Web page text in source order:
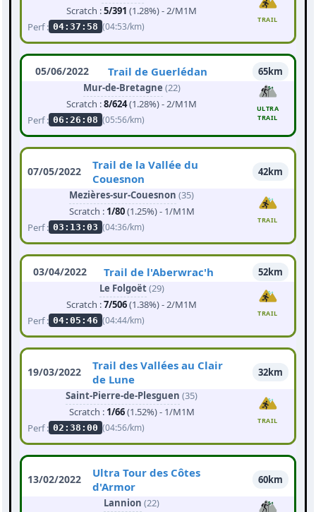
Scratch :5/391 (1.28%) - 2/M1M
Perf : 04:37:58 (04:53/km)
TRAIL
05/06/2022 Trail de Guerlédan
65km
Mur-de-Bretagne (22)
Scratch :8/624(1.28%) - 2/M1M
Perf : 06:26:08 (05:56/km)
ULTRA
TRAIL
07/05/2022
Trail de la Vallée du
Couesnon
42km
Mezières-sur-Couesnon (35)
Scratch : 1/80(1.25%) - 1/M1M
Perf : 03:13:03 (04:36/km)
TRAIL
03/04/2022 Trail de l'Aberwrac'h
52km
Le Folgoët(29)
Scratch :7/506(1.38%) - 2/M1M
Perf : 04:05:46 (04:44/km)
TRAIL
19/03/2022
Trail des Vallées au Clair
de Lune
32km
Saint-Pierre-de-Plesguen (35)
Scratch : 1/66(1.52%) - 1/M1M
Perf : 02:38:00 (04:56/km)
TRAIL
13/02/2022
Ultra Tour des Côtes
d'Armor
60km
Lannion (22)